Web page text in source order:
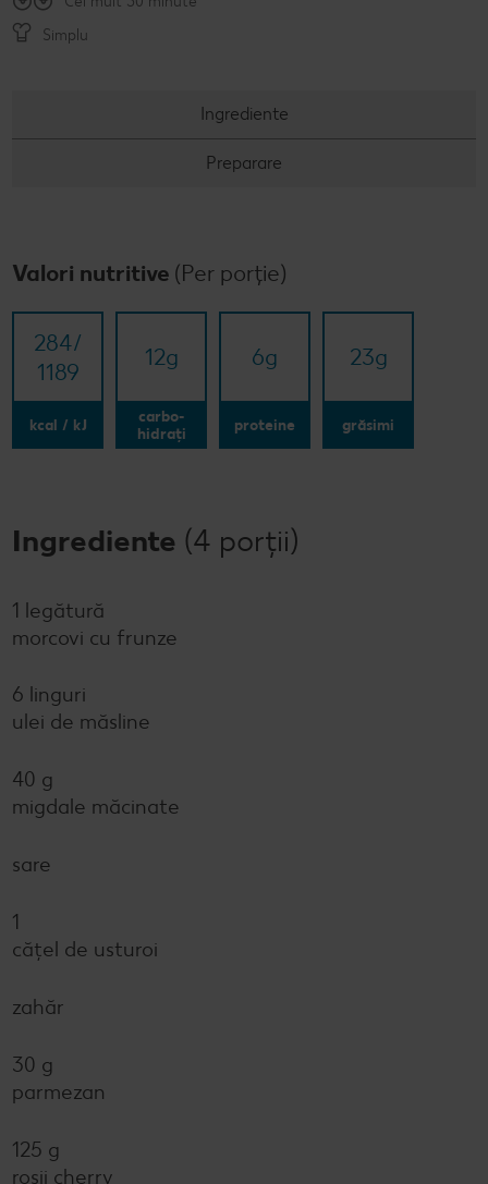
Simplu
Ingrediente
Preparare
Valori nutritive (Per porție)
284/​
1189
kcal / kJ
12g
carbo-
hidrați
6g
proteine
23g
grăsimi
Ingrediente (4 porții)
1 legătură
morcovi cu frunze
6 linguri
ulei de măsline
40 g
migdale măcinate
sare
1
cățel de usturoi
zahăr
30 g
parmezan
125 g
roșii cherry